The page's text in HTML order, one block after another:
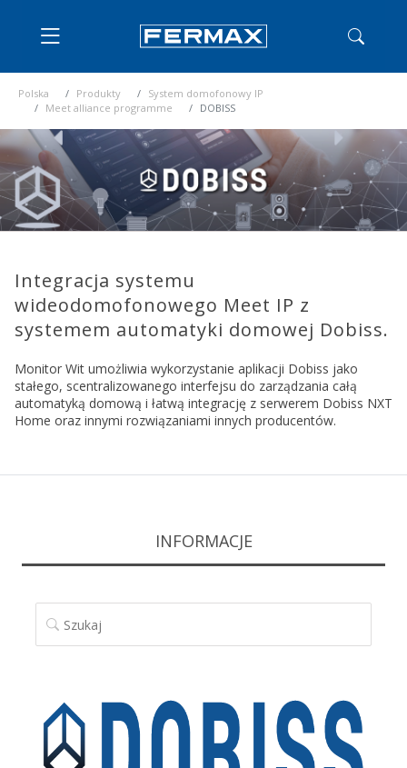
Polska Produkty
System domofonowy IP
Meet alliance programme
DOBISS
Integracja systemu
wideodomofonowego Meet IP z
systemem automatyki domowej Dobiss.
Monitor Wit umożliwia wykorzystanie aplikacji Dobiss jako
stałego, scentralizowanego interfejsu do zarządzania całą
automatyką domową i łatwą integrację z serwerem Dobiss NXT
Home oraz innymi rozwiązaniami innych producentów.
INFORMACJE
SZUKAJ